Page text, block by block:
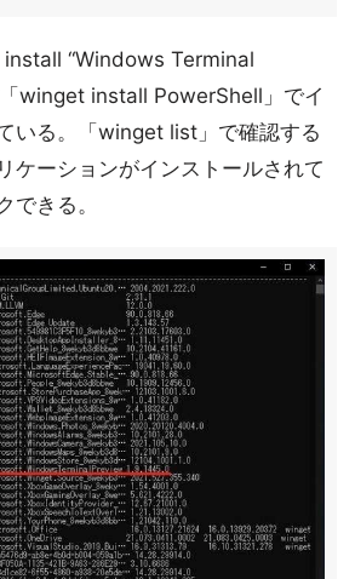
“Windows Terminal
winget install PowerShell」でイ
いる。「winget list」で確認する
ケーションがインストールされて
できる。